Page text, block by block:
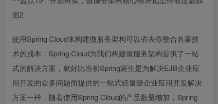
使用Spring Cloud来构建微服务架构可以省去你整合各家技
术的成本，Spring Cloud为我们构建微服务架构提供了一站
式的解决方案，就好比当初Spring诞生是为解决EJB企业应
用开发的众多问题而提供的一站式轻量级企业应用开发解决
方案一样，随着使用Spring Cloud的产品数量增加，Spring